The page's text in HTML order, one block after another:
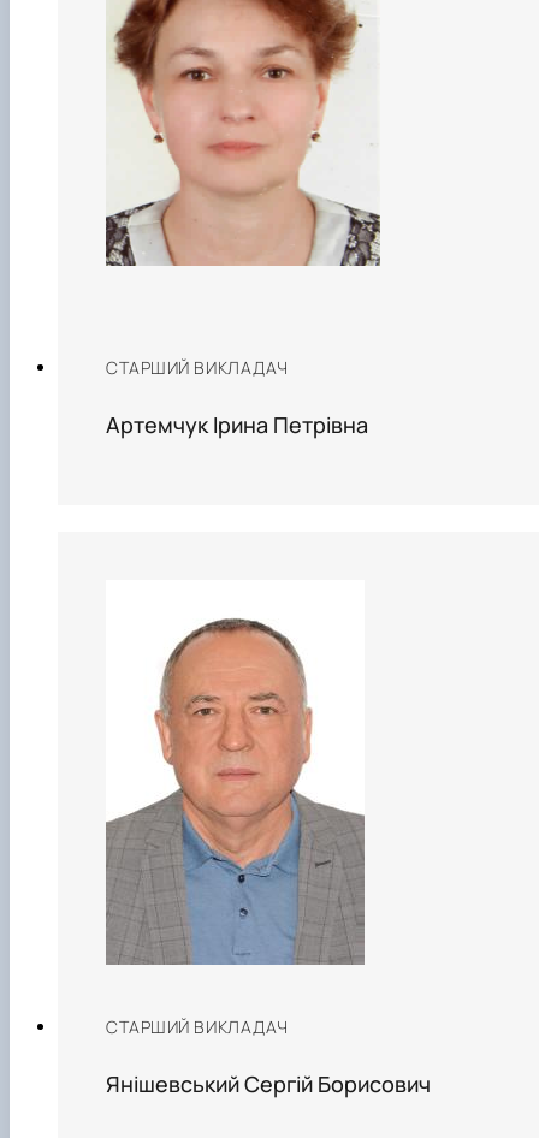
СТАРШИЙ ВИКЛАДАЧ
Артемчук Ірина Петрівна
СТАРШИЙ ВИКЛАДАЧ
Янішевський Сергій Борисович